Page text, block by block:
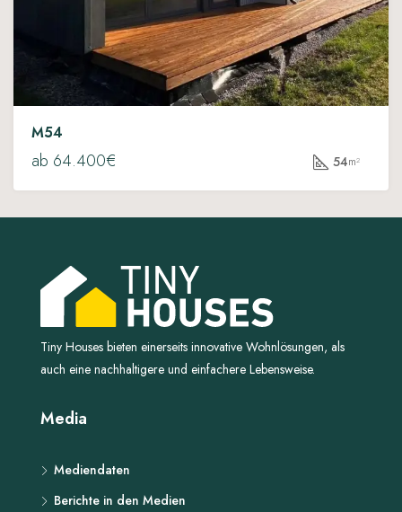
M54
ab 64.400€ 54m²
Tiny Houses bieten einerseits innovative Wohnlösungen, als
auch eine nachhaltigere und einfachere Lebensweise.
Media
Mediendaten
Berichte in den Medien